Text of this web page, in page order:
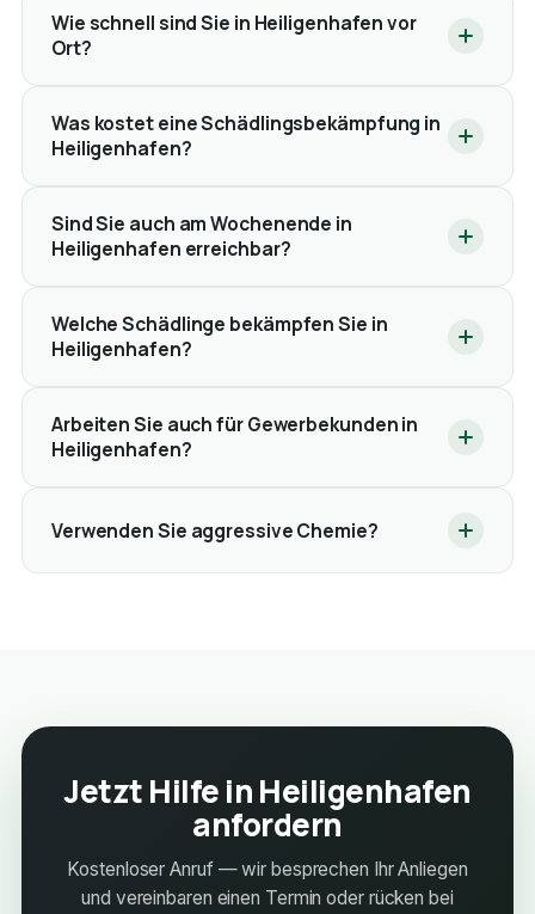
Wie schnell sind Sie in Heiligenhafen vor
Ort?
Was kostet eine Schädlingsbekämpfung in
Heiligenhafen?
Sind Sie auch am Wochenende in
Heiligenhafen erreichbar?
Welche Schädlinge bekämpfen Sie in
Heiligenhafen?
Arbeiten Sie auch für Gewerbekunden in
Heiligenhafen?
Verwenden Sie aggressive Chemie?
Jetzt Hilfe in Heiligenhafen
anfordern
Kostenloser Anruf — wir besprechen Ihr Anliegen
und vereinbaren einen Termin oder rücken bei